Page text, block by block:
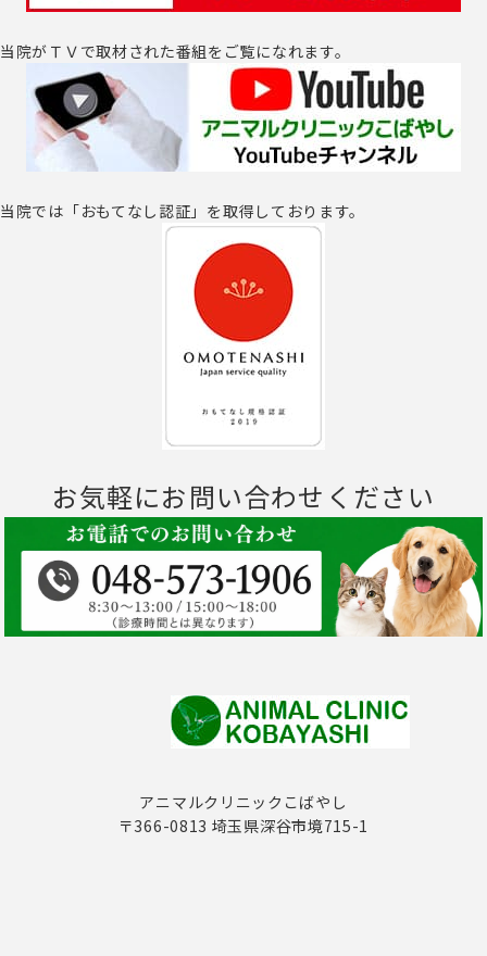
当院がＴＶで取材された番組をご覧になれます。
当院では「おもてなし認証」を取得しております。
お気軽にお問い合わせください
アニマルクリニックこばやし
〒366-0813 埼玉県深谷市境715-1